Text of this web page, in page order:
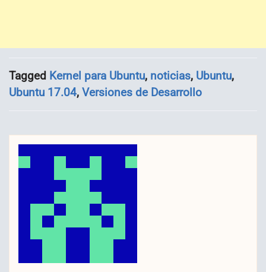
Tagged Kernel para Ubuntu, noticias, Ubuntu,
Ubuntu 17.04, Versiones de Desarrollo